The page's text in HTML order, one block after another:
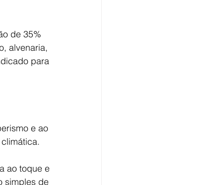
de 35%
alvenaria,
para
e ao
ao toque e
simples de